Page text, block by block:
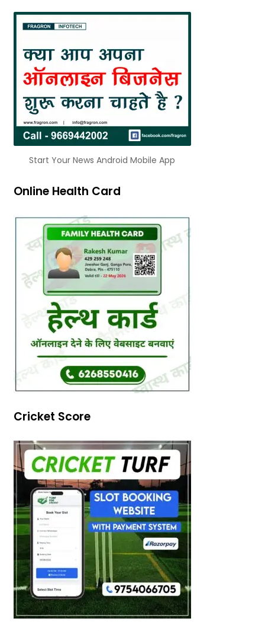
Start Your News Android Mobile App
Online Health Card
Cricket Score